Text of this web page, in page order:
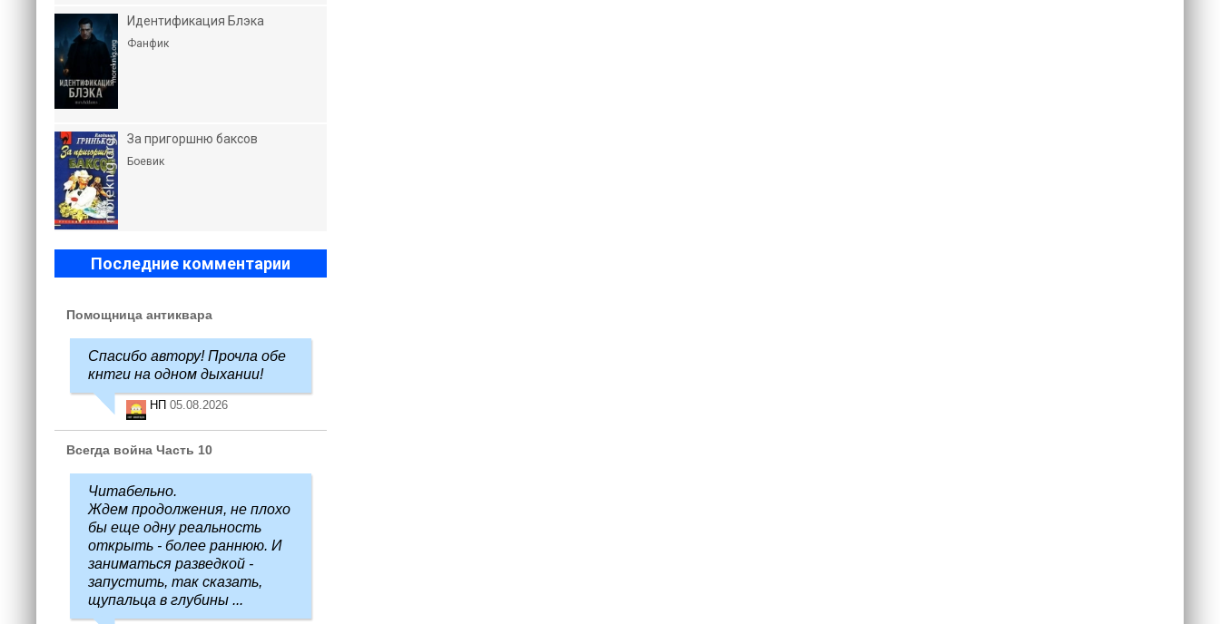
Идентификация Блэка
Фанфик
За пригоршню баксов
Боевик
Последние комментарии
Помощница антиквара
Спасибо автору! Прочла обе
кнтги на одном дыхании!
НП 05.08.2026
Всегда война Часть 10
Читабельно.
Ждем продолжения, не плохо
бы еще одну реальность
открыть - более раннюю. И
заниматься разведкой -
запустить, так сказать,
щупальца в глубины ...